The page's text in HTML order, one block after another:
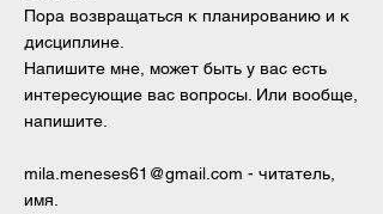
Пора возвращаться к планированию и к
дисциплине.
Напишите мне, может быть у вас есть
интересующие вас вопросы. Или вообще,
напишите.
mila.meneses61@gmail.com - читатель,
имя.